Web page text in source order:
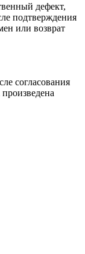
дефект,
подтверждения
или возврат
согласования